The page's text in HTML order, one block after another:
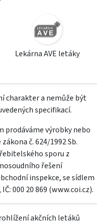
Lekárna AVE letáky
charakter a nemůže být
specifikací.
výrobky nebo
č. 624/1992 Sb.
sporu z
řešení
inspekce, se sídlem
000 20 869 (www.coi.cz).
akčních letáků